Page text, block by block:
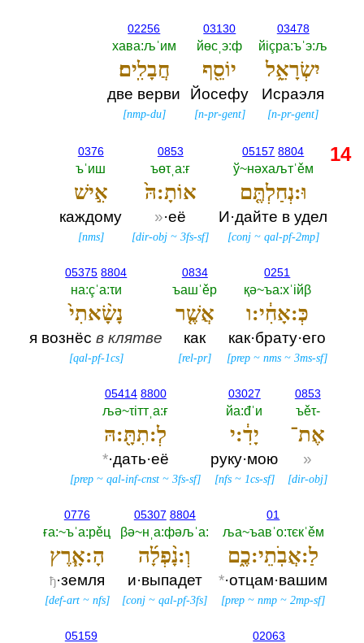
03478
йiçра:ъˈэ:љ
יִשְׂרָאֵ֑ל
Исраэля
[n-pr-gent]
03130
йөсˌэ:ф
יוֹסֵ֖ף
Йосефу
[n-pr-gent]
02256
хава:љˈим
חֲבָלִֽים׃
две верви
[nmp-du]
05157 8804
ў~нәхаљтˈěм
וּ:נְחַלְתֶּ֤ם
И·дайте в удел
[conj~ qal-pf-2mp]
0853
ъөτˌа:ғ
אוֹתָ:הּ֙
»·её
[dir-obj ~3fs-sf]
0376
ъˈиш
אִ֣ישׁ
каждому
[nms]
0251
қә~ъа:хˈiйβ
כְּ:אָחִ֔י:ו
как·брату·его
[prep ~nms ~3ms-sf]
0834
ъашˈěр
אֲשֶׁ֤ר
как
[rel-pr]
05375 8804
на:çˈа:τи
נָשָׂ֨אתִי֙
я вознёсв клятве
[qal-pf-1cs]
0853
ъěτ-‎
אֶת־
»
[dir-obj]
03027
йа:đˈи
יָדִ֔:י
руку·мою
[nfs~ 1cs-sf]
05414 8800
љә~τiттˌа:ғ
לְ:תִתָּ֖:הּ
*·дать·её
[prep ~qal-inf-cnst ~3fs-sf]
01
ља~ъавˈо:τєкˈěм
לַ:אֲבֹֽתֵי:כֶ֑ם
*·отцам·вашим
[prep ~nmp ~2mp-sf]
05307 8804
βә~нˌа:фәљˈа:‎
וְ:נָ֨פְלָ֜ה
и·выпадет
[conj ~qal-pf-3fs]
0776
ға:~ъˈа:рěц
הָ:אָ֧רֶץ
ђ·земля
[def-art~ nfs]
02063
05159
14